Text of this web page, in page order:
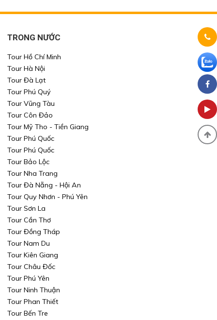
TRONG NƯỚC
Tour Hồ Chí Minh
Tour Hà Nội
Tour Đà Lạt
Tour Phú Quý
Tour Vũng Tàu
Tour Côn Đảo
Tour Mỹ Tho - Tiền Giang
Tour Phú Quốc
Tour Phú Quốc
Tour Bảo Lộc
Tour Nha Trang
Tour Đà Nẵng - Hội An
Tour Quy Nhơn - Phú Yên
Tour Sơn La
Tour Cần Thơ
Tour Đồng Tháp
Tour Nam Du
Tour Kiên Giang
Tour Châu Đốc
Tour Phú Yên
Tour Ninh Thuận
Tour Phan Thiết
Tour Bến Tre